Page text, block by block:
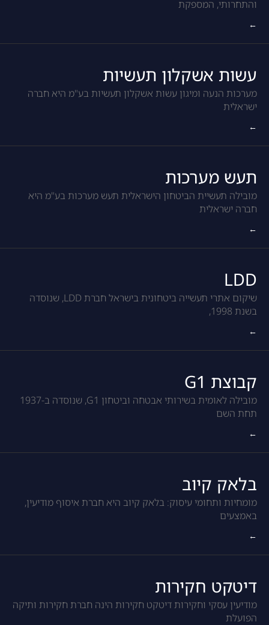
והתחרותי, המספקת
←
עשות אשקלון תעשיות
מערכות הנעה ומיגון עשות אשקלון תעשיות בע"מ היא חברה
ישראלית
←
תעש מערכות
מובילה תעשיית הביטחון הישראלית תעש מערכות בע"מ היא
חברה ישראלית
←
LDD
שיקום אתרי תעשייה ביטחונית בישראל חברת LDD, שנוסדה
בשנת 1998,
←
קבוצת G1
מובילה לאומית בשירותי אבטחה וביטחון G1, שנוסדה ב-1937
תחת השם
←
בלאק קיוב
מומחיות ותחומי עיסוק: בלאק קיוב היא חברת איסוף מודיעין,
באמצעים
←
דיטקט חקירות
מודיעין עסקי וחקירות דיטקט חקירות הינה חברת חקירות ותיקה
הפועלת